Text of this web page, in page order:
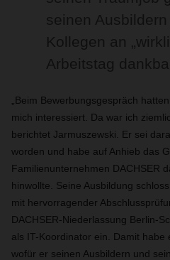
seinen
Kollegen an
Arbeitstag
„Beim Bewerbungsgespräch
mich interessiert. Da war ich
berichtet Jarmuszewski. Er sei
worden und habe auf Anhieb das
Familienunternehmen DACHSER
hinwollte. Seine Ausbildung
mit hervorragender
DACHSER-Niederlassung Berlin-
als IT-Koordinator ein. Damit habe
wofür er seinen Ausbildern und